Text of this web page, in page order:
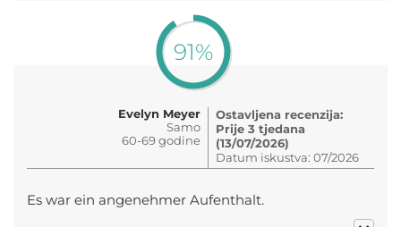
91%
Evelyn Meyer
Samo
60-69 godine
Ostavljena recenzija:
Prije 3 tjedana
(13/07/2026)
Datum iskustva: 07/2026
Es war ein angenehmer Aufenthalt.